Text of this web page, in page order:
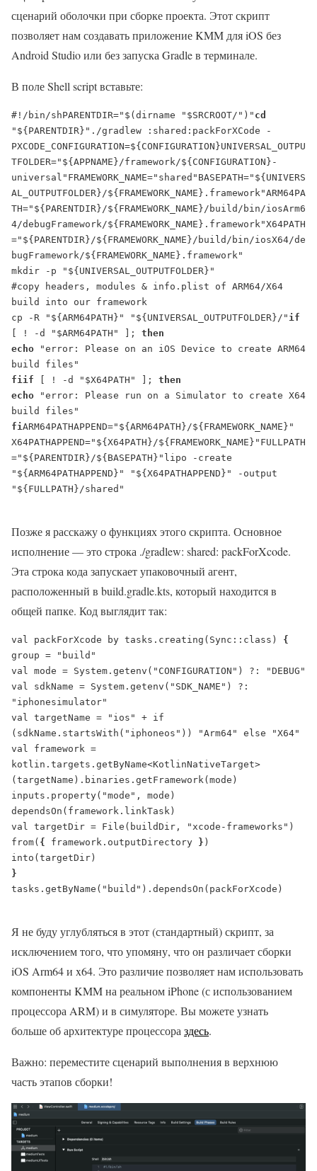
сценарий оболочки при сборке проекта. Этот скрипт
позволяет нам создавать приложение KMM для iOS без
Android Studio или без запуска Gradle в терминале.
В поле Shell script вставьте:
#!/bin/shPARENTDIR="$(dirname "$SRCROOT/")" cd
"${PARENTDIR}" ./gradlew :shared:packForXCode -
PXCODE_CONFIGURATION=${CONFIGURATION}UNIVERSAL_OUTPU
TFOLDER="${APPNAME}/framework/${CONFIGURATION}-
universal" FRAMEWORK_NAME="shared" BASEPATH="${UNIVERS
AL_OUTPUTFOLDER}/${FRAMEWORK_NAME}.framework"ARM64PA
TH="${PARENTDIR}/${FRAMEWORK_NAME}/build/bin/iosArm6
4/debugFramework/${FRAMEWORK_NAME}.framework"X64PATH
="${PARENTDIR}/${FRAMEWORK_NAME}/build/bin/iosX64/de
#copy headers, modules & info.plist of ARM64/X64
build into our framework
cp -R "${ARM64PATH}" "${UNIVERSAL_OUTPUTFOLDER}/" if
[ ! -d "$ARM64PATH" ]; then
echo "error: Please on an iOS Device to create ARM64
fi if [ ! -d "$X64PATH" ]; then
echo "error: Please run on a Simulator to create X64
fi ARM64PATHAPPEND="${ARM64PATH}/${FRAMEWORK_NAME}"
X64PATHAPPEND="${X64PATH}/${FRAMEWORK_NAME}" FULLPATH
="${PARENTDIR}/${BASEPATH}" lipo -create
"${ARM64PATHAPPEND}" "${X64PATHAPPEND}" -output
"${FULLPATH}/shared"
Позже я расскажу о функциях этого скрипта. Основное
исполнение — это строка ./gradlew: shared: packForXcode.
Эта строка кода запускает упаковочный агент,
расположенный в build.gradle.kts, который находится в
общей папке. Код выглядит так:
val packForXcode by tasks.creating(Sync::class)
group = "build"
val mode = System.getenv("CONFIGURATION") ?: "DEBUG"
val sdkName = System.getenv("SDK_NAME") ?:
"iphonesimulator"
val targetName = "ios" + if
(sdkName.startsWith("iphoneos")) "Arm64" else "X64"
val framework =
kotlin.targets.getByName<KotlinNativeTarget>
(targetName).binaries.getFramework(mode)
inputs.property("mode", mode)
dependsOn(framework.linkTask)
val targetDir = File(buildDir, "xcode-frameworks")
from( { framework.outputDirectory } )
tasks.getByName("build").dependsOn(packForXcode)
Я не буду углубляться в этот (стандартный) скрипт, за
исключением того, что упомяну, что он различает сборки
iOS Arm64 и x64. Это различие позволяет нам использовать
компоненты KMM на реальном iPhone (с использованием
процессора ARM) и в симуляторе. Вы можете узнать
больше об архитектуре процессора здесь.
Важно: переместите сценарий выполнения в верхнюю
часть этапов сборки!